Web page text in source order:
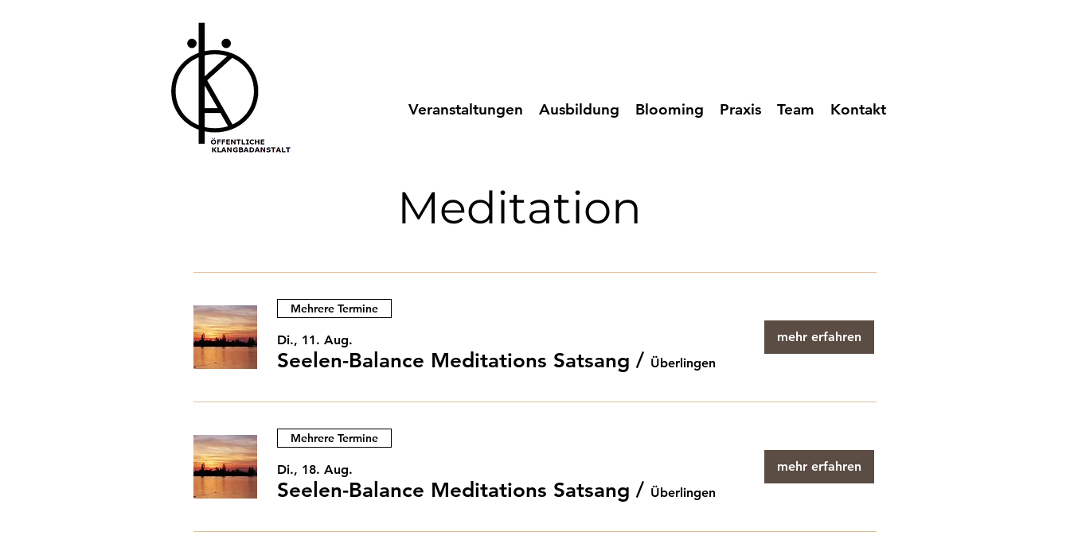
Veranstaltungen Ausbildung Blooming Praxis Team Kontakt
Meditation
Mehrere Termine
Di., 11. Aug.
Seelen-Balance Meditations Satsang / Überlingen
mehr erfahren
Mehrere Termine
Di., 18. Aug.
Seelen-Balance Meditations Satsang / Überlingen
mehr erfahren